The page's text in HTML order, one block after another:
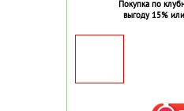
Покупка по
выгоду 15%